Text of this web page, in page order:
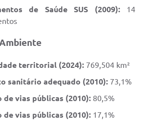
de Saúde SUS (2009):14
territorial (2024): 769,504 km²
sanitário adequado (2010): 73,1%
de vias públicas (2010): 80,5%
de vias públicas (2010): 17,1%